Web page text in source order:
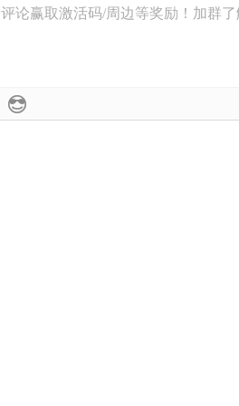
评论赢取激活码/周边等奖励！加群了